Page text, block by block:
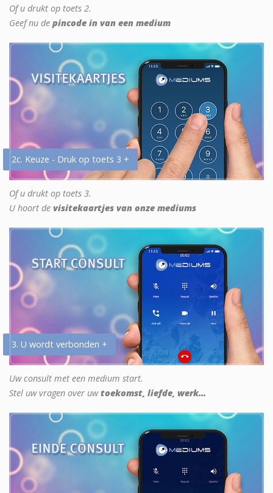
Of u drukt op toets 2.
Geef nu de pincode in van een medium
2c. Keuze - Druk op toets 3 +
Of u drukt op toets 3.
U hoort de visitekaartjes van onze mediums
3. U wordt verbonden +
Uw consult met een medium start.
Stel uw vragen over uwtoekomst, liefde, werk...